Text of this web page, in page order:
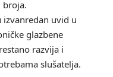
broja.
izvanredan uvid u
glazbene
razvija i
slušatelja.